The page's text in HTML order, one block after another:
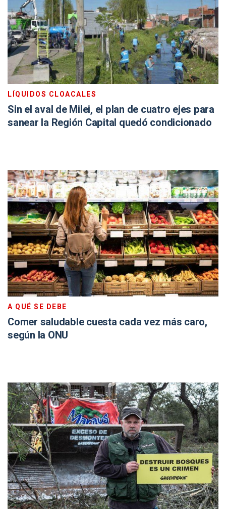
LÍQUIDOS CLOACALES
Sin el aval de Milei, el plan de cuatro ejes para
sanear la Región Capital quedó condicionado
A QUÉ SE DEBE
Comer saludable cuesta cada vez más caro,
según la ONU